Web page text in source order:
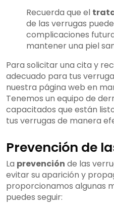
Recuerda que el
de las verrugas
complicaciones
mantener una piel
Para solicitar una cita y
adecuado para tus
nuestra página web en
Tenemos un equipo de
capacitados que están
tus verrugas de manera
Prevención de
La prevención de las
evitar su aparición y
proporcionamos algunas
puedes seguir: